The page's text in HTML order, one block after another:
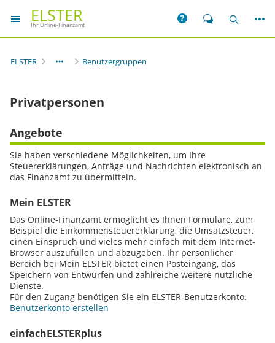
ELSTER
Ihr Online-Finanzamt
Hilfe Chat Suche
ELSTER Benutzergruppen
Privatpersonen
Angebote
Sie haben verschiedene Möglichkeiten, um Ihre
Steuererklärungen, Anträge und Nachrichten elektronisch an
das Finanzamt zu übermitteln.
Mein ELSTER
Das Online-Finanzamt ermöglicht es Ihnen Formulare, zum
Beispiel die Einkommensteuererklärung, die Umsatzsteuer,
einen Einspruch und vieles mehr einfach mit dem Internet-
Browser auszufüllen und abzugeben. Ihr persönlicher
Bereich bei Mein ELSTER bietet einen Posteingang, das
Speichern von Entwürfen und zahlreiche weitere nützliche
Dienste.
Für den Zugang benötigen Sie ein ELSTER-Benutzerkonto.
Benutzerkonto erstellen
einfachELSTERplus